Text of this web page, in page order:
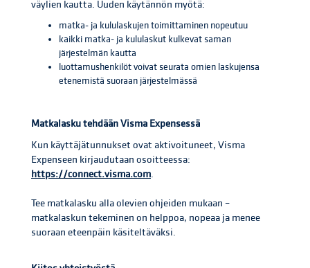
väylien kautta. Uuden käytännön myötä:
matka- ja kululaskujen toimittaminen nopeutuu
kaikki matka- ja kululaskut kulkevat saman
järjestelmän kautta
luottamushenkilöt voivat seurata omien laskujensa
etenemistä suoraan järjestelmässä
Matkalasku tehdään Visma Expensessä
Kun käyttäjätunnukset ovat aktivoituneet, Visma
Expenseen kirjaudutaan osoitteessa:
https://connect.visma.com.
Tee matkalasku alla olevien ohjeiden mukaan –
matkalaskun tekeminen on helppoa, nopeaa ja menee
suoraan eteenpäin käsiteltäväksi.